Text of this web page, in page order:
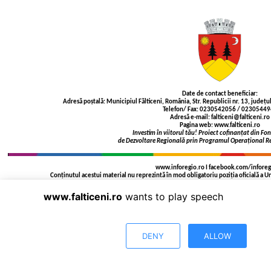
Date de contact beneficiar:
Adresă poștală: Municipiul Fălticeni, România, Str. Republicii nr. 13,
Telefon/ Fax: 0230542056 /
Adresă e-mail: falticeni@falticeni.ro
Pagina web: www.falticeni.ro
Investim în viitorul tău! Proiect cofinanțat din
de Dezvoltare Regională prin Programul Operaţional
www.inforegio.ro I facebook.com/
Conţinutul acestui material nu reprezintă în mod obligatoriu poziţia oficială a
www.falticeni.rowants to play speech
DENY ALLOW